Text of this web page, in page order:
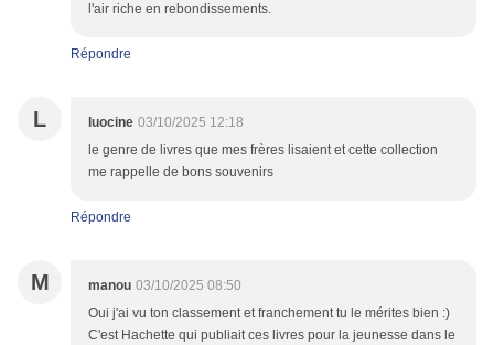
l'air riche en rebondissements.
Répondre
L luocine 03/10/2025 12:18
le genre de livres que mes frères lisaient et cette collection
me rappelle de bons souvenirs
Répondre
M manou 03/10/2025 08:50
Oui j'ai vu ton classement et franchement tu le mérites bien :)
C'est Hachette qui publiait ces livres pour la jeunesse dans le